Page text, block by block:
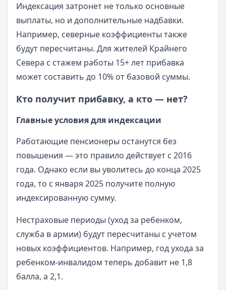
Индексация затронет не только основные
выплаты, но и дополнительные надбавки.
Например, северные коэффициенты также
будут пересчитаны. Для жителей Крайнего
Севера с стажем работы 15+ лет прибавка
может составить до 10% от базовой суммы.
Кто получит прибавку, а кто — нет?
Главные условия для индексации
Работающие пенсионеры останутся без
повышения — это правило действует с 2016
года. Однако если вы уволитесь до конца 2025
года, то с января 2025 получите полную
индексированную сумму.
Нестраховые периоды (уход за ребенком,
служба в армии) будут пересчитаны с учетом
новых коэффициентов. Например, год ухода за
ребенком-инвалидом теперь добавит не 1,8
балла, а 2,1.